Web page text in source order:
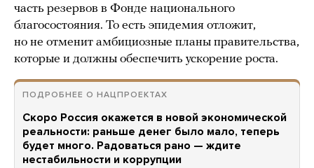
часть резервов в Фонде национального
благосостояния. То есть эпидемия отложит,
но не отменит амбициозные планы правительства,
которые и должны обеспечить ускорение роста.
ПОДРОБНЕЕ О НАЦПРОЕКТАХ
Скоро Россия окажется в новой экономической
реальности: раньше денег было мало, теперь
будет много. Радоваться рано — ждите
нестабильности и коррупции